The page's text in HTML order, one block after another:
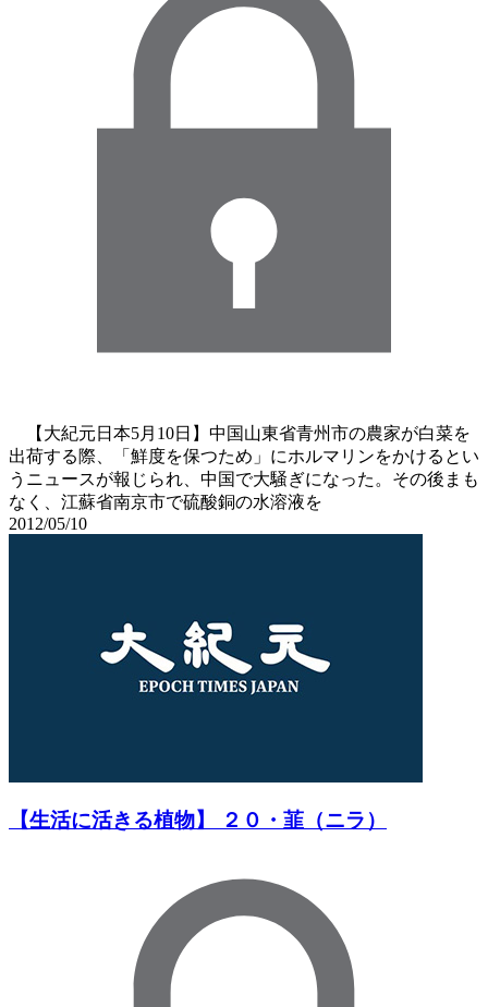
【大紀元日本5月10日】中国山東省青州市の農家が白菜を
出荷する際、「鮮度を保つため」にホルマリンをかけるとい
うニュースが報じられ、中国で大騒ぎになった。その後まも
なく、江蘇省南京市で硫酸銅の水溶液を
2012/05/10
【生活に活きる植物】 ２０・韮（ニラ）